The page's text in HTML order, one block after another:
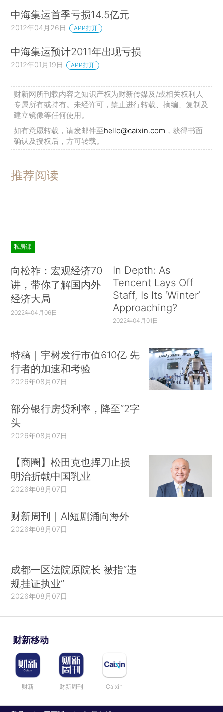
中海集运首季亏损14.5亿元
2012年04月26日 APP打开
中海集运预计2011年出现亏损
2012年01月19日 APP打开
财新网所刊载内容之知识产权为财新传媒及/或相关权利人
专属所有或持有。未经许可，禁止进行转载、摘编、复制及
建立镜像等任何使用。
如有意愿转载，请发邮件至hello@caixin.com ，获得书面
确认及授权后，方可转载。
推荐阅读
私房课
向松祚：宏观经济70
讲，带你了解国内外
经济大局
2022年04月06日
In Depth: As
Tencent Lays Off
Staff, Is Its ‘Winter’
Approaching?
2022年04月01日
特稿｜宇树发行市值610亿 先
行者的加速和考验
2026年08月07日
部分银行房贷利率，降至“2字
头
2026年08月07日
【商圈】松田克也挥刀止损
明治折戟中国乳业
2026年08月07日
财新周刊｜AI短剧涌向海外
2026年08月07日
成都一区法院原院长 被指“违
规挂证执业”
2026年08月07日
财新移动
财新 财新周刊 Caixin